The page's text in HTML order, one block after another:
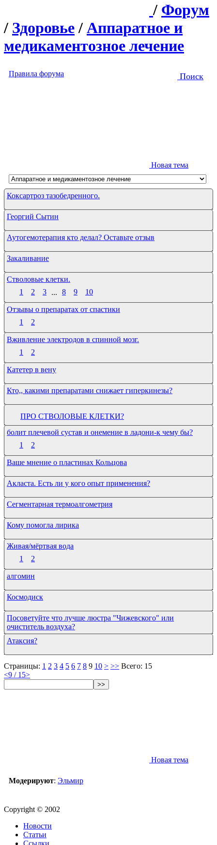
/ Форум
/ Здоровье / Аппаратное и
медикаментозное лечение
Правила форума Поиск
Новая тема
Коксартроз тазобедренного.
Георгий Сытин
Аутогемотерапия кто делал? Оставьте отзыв
Закаливание
Стволовые клетки.
1
2 3 ... 8 9 10
Отзывы о препаратах от спастики
1
2
Вживление электродов в спинной мозг.
1
2
Катетер в вену
Кто,, какими препаратами снижает гиперкинезы?
ПРО СТВОЛОВЫЕ КЛЕТКИ?
болит плечевой сустав и онемение в ладони-к чему бы?
1
2
Ваше мнение о пластинах Кольцова
Акласта. Есть ли у кого опыт применения?
Сегментарная термоалгометрия
Кому помогла лирика
Живая/мёртвая вода
1
2
алгомин
Космодиск
Посоветуйте что лучше люстра "Чижевского" или
очиститель воздуха?
Атаксия?
Страницы: 1 2 3 4 5 6 7 8 9 10 > >> Всего: 15
<9 / 15>
>>
Новая тема
Модерируют: Эльмир
Copyright © 2002
Новости
Статьи
Ссылки